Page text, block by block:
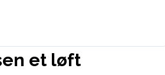
et løft